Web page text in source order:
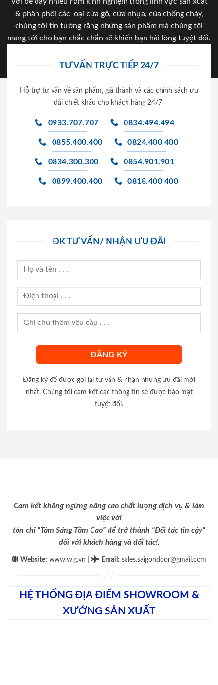
Với bề dày nhiều năm kinh nghiệm trong lĩnh vực sản xuất
& phân phối các loại cửa gỗ, cửa nhựa, của chống cháy,
chúng tôi tin tưởng rằng những sản phẩm mà chúng tôi
mang tới cho bạn chắc chắn sẽ khiến bạn hài lòng tuyệt đối.
TƯ VẤN TRỰC TIẾP 24/7
Hỗ trợ tư vấn về sản phẩm, giá thành và các chính sách ưu
đãi chiết khấu cho khách hàng 24/7!
0933.707.707 0834.494.494
0855.400.400 0824.400.400
0834.300.300 0854.901.901
0899.400.400 0818.400.400
ĐK TƯ VẤN/ NHẬN ƯU ĐÃI
Đăng ký để được gọi lại tư vấn & nhận những ưu đãi mới
nhất. Chúng tôi cam kết các thông tin sẽ được bảo mật
tuyệt đối.
Cam kết không ngừng nâng cao chất lượng dịch vụ & làm
việc với
tôn chỉ “Tâm Sáng Tầm Cao” để trở thành “Đối tác tin cậy”
đối với khách hàng và đối tác!.
Website: www.wig.vn Email : sales.saigondoor@gmail.com
HỆ THỐNG ĐỊA ĐIỂM SHOWROOM &
XƯỞNG SẢN XUẤT